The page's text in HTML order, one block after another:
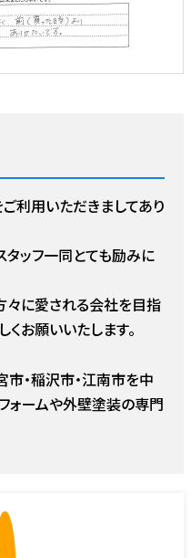
利用いただきましてあり
タッフ一同とても励みに
に愛される会社を目指
くお願いいたします。
市・稲沢市・江南市を中
ォームや外壁塗装の専門